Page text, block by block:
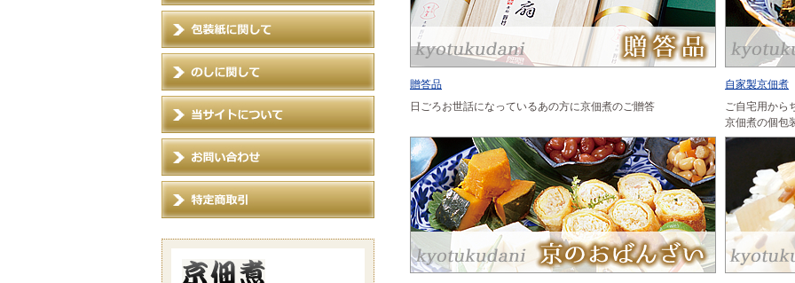
贈答品
日ごろお世話になっているあの方に京佃煮のご贈答
自家製京佃煮
ご自宅用から
京佃煮の個包